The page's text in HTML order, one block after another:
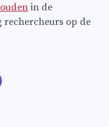
in de
rechercheurs op de